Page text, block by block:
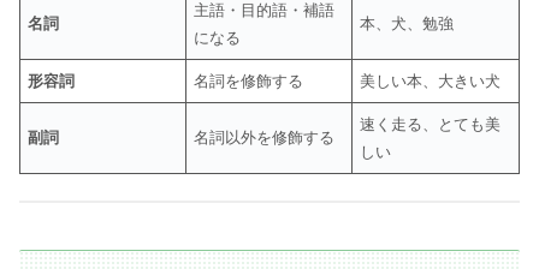
名詞
主語・目的語・補語
になる
本、犬、勉強
形容詞 名詞を修飾する 美しい本、大きい犬
副詞 名詞以外を修飾する
速く走る、とても美
しい